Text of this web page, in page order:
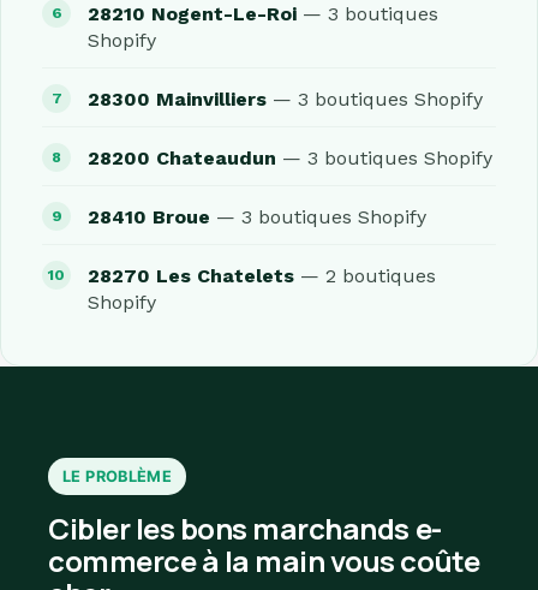
28210 Nogent-Le-Roi — 3 boutiques
Shopify
28300 Mainvilliers — 3 boutiques Shopify
28200 Chateaudun — 3 boutiques Shopify
28410 Broue — 3 boutiques Shopify
28270 Les Chatelets — 2 boutiques
Shopify
LE PROBLÈME
Cibler les bons marchands e-
commerce à la main vous coûte